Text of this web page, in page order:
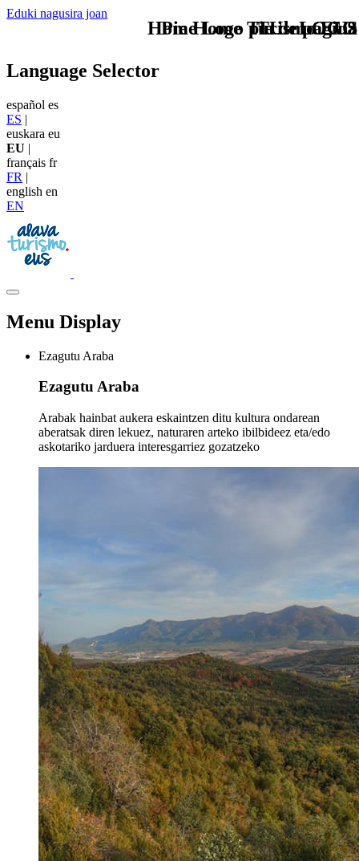
Eduki nagusira joan
TU - LOGO
Language Selector
español es
ES |
euskara eu
EU |
français fr
FR |
english en
EN
Menu Display
Ezagutu Araba
Ezagutu Araba
Arabak hainbat aukera eskaintzen ditu kultura ondarean
aberatsak diren lekuez, naturaren arteko ibilbideez eta/edo
askotariko jarduera interesgarriez gozatzeko
Home Logo pie de página
Pie Home Turismo EUS